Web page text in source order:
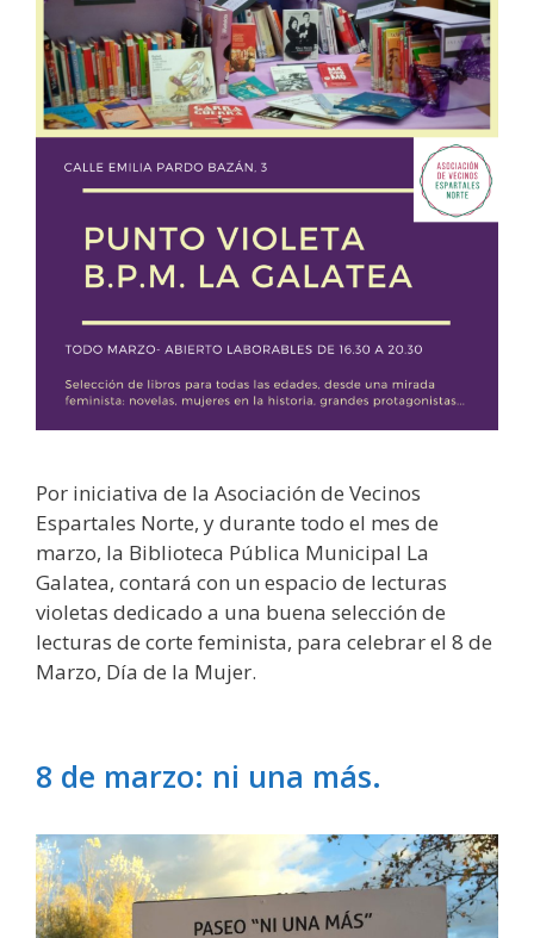
Por iniciativa de la Asociación de Vecinos
Espartales Norte, y durante todo el mes de
marzo, la Biblioteca Pública Municipal La
Galatea, contará con un espacio de lecturas
violetas dedicado a una buena selección de
lecturas de corte feminista, para celebrar el 8 de
Marzo, Día de la Mujer.
8 de marzo: ni una más.